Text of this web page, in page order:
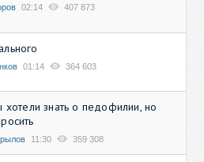
02:14 407 873
01:14 364 603
хотели знать о педофилии, но
11:30 359 308